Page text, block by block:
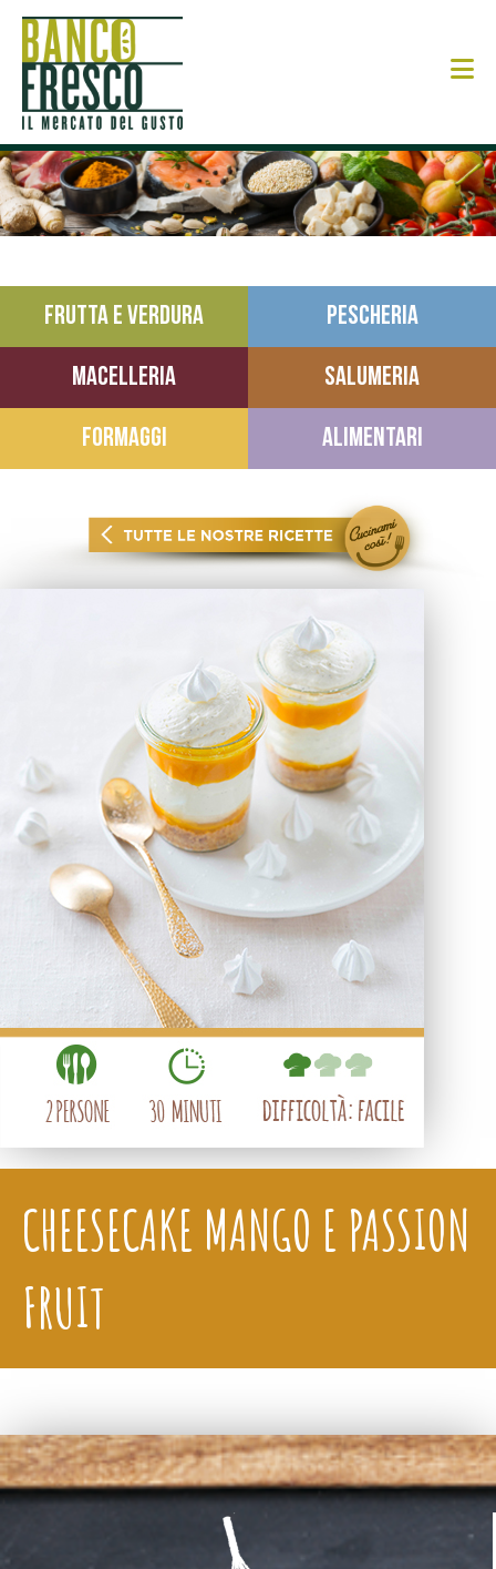
FRUTTA E VERDURA PESCHERIA
MACELLERIA SALUMERIA
FORMAGGI ALIMENTARI
CHEESECAKE MANGO E PASSION
FRUIT